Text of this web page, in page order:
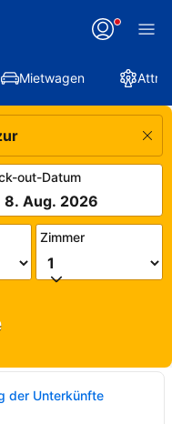
Mietwagen
out-Datum
8. Aug. 2026
Zimmer
der Unterkünfte